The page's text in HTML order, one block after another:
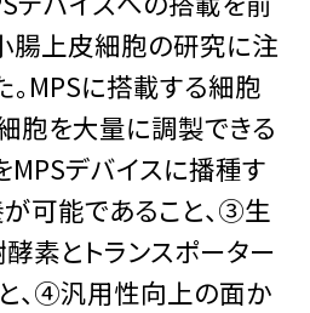
腸上皮細胞の研究に注
。MPSに搭載する細胞
胞を大量に調製できる
MPSデバイスに播種す
可能であること、③生
素とトランスポーター
、④汎用性向上の面か